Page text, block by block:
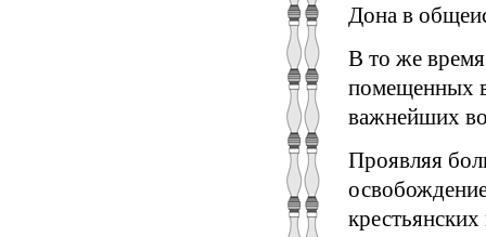
Дона в
В то же
помещенных в
важнейших
Проявляя